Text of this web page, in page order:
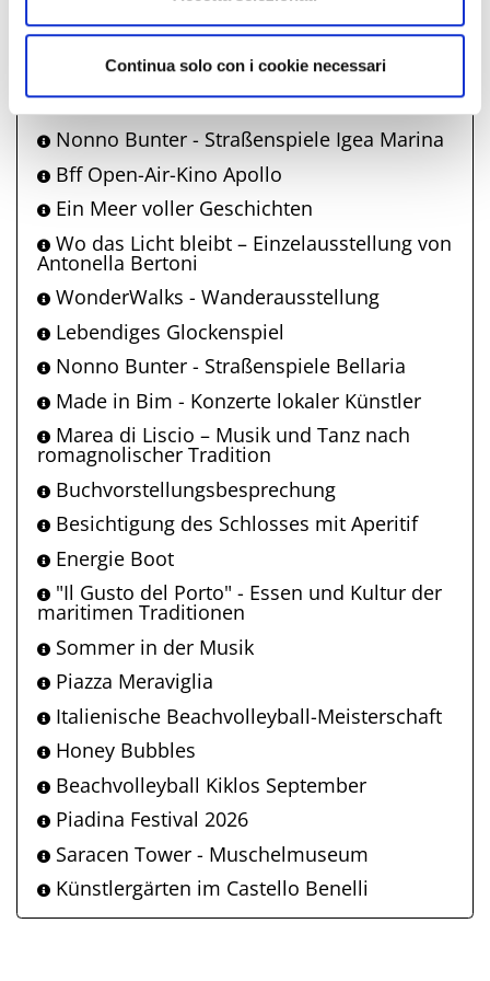
Continua solo con i cookie necessari
Vecchia
Nonno Bunter - Straßenspiele Igea Marina
Bff Open-Air-Kino Apollo
Ein Meer voller Geschichten
Wo das Licht bleibt – Einzelausstellung von
Antonella Bertoni
WonderWalks - Wanderausstellung
Lebendiges Glockenspiel
Nonno Bunter - Straßenspiele Bellaria
Made in Bim - Konzerte lokaler Künstler
Marea di Liscio – Musik und Tanz nach
romagnolischer Tradition
Buchvorstellungsbesprechung
Besichtigung des Schlosses mit Aperitif
Energie Boot
"Il Gusto del Porto" - Essen und Kultur der
maritimen Traditionen
Sommer in der Musik
Piazza Meraviglia
Italienische Beachvolleyball-Meisterschaft
Honey Bubbles
Beachvolleyball Kiklos September
Piadina Festival 2026
Saracen Tower - Muschelmuseum
Künstlergärten im Castello Benelli